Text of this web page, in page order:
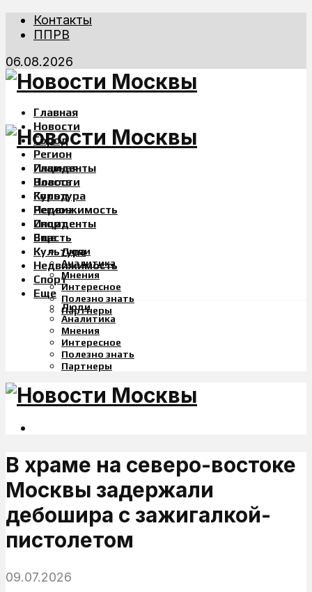
Контакты
ППРВ
06.08.2026
Главная
Новости
Город
Регион
Инциденты
Власть
Культура
Недвижимость
Спорт
Еще
Люди
Аналитика
Мнения
Интересное
Полезно знать
Партнеры
Главная
Новости
Город
Регион
Инциденты
Власть
Культура
Недвижимость
Спорт
Еще
Люди
Аналитика
Мнения
Интересное
Полезно знать
Партнеры
В храме на северо-востоке
Москвы задержали
дебошира с зажигалкой-
пистолетом
09.07.2026